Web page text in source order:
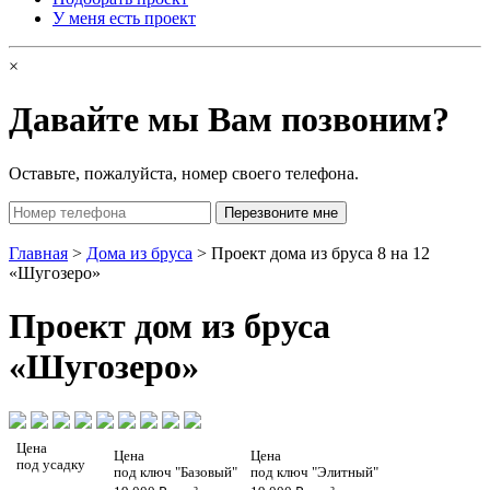
У меня есть проект
×
Давайте мы Вам позвоним?
Оставьте, пожалуйста, номер своего телефона.
Главная > Дома из бруса > Проект дома из бруса 8 на 12
«Шугозеро»
Проект дом из бруса
«Шугозеро»
Цена
под усадку
Цена
под ключ "Базовый"
Цена
под ключ "Элитный"